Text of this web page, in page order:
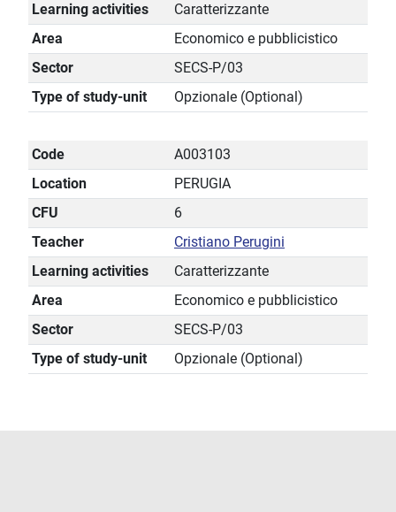
Learning activities
Caratterizzante
Area
Economico e pubblicistico
Sector
SECS-P/03
Type of study-unit
Opzionale (Optional)
Code
A003103
Location
PERUGIA
CFU
6
Teacher
Cristiano Perugini
Learning activities
Caratterizzante
Area
Economico e pubblicistico
Sector
SECS-P/03
Type of study-unit
Opzionale (Optional)